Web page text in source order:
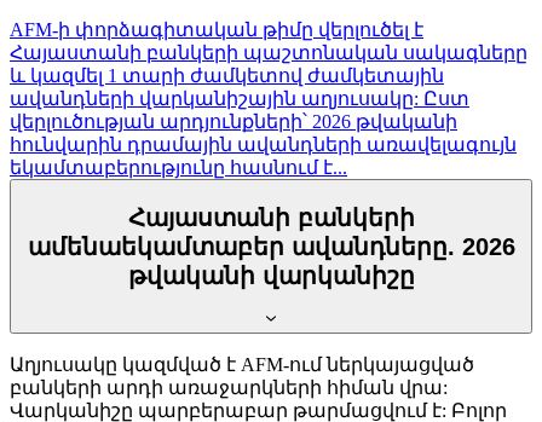
AFM-ի փորձագիտական թիմը վերլուծել է
Հայաստանի բանկերի պաշտոնական սակագները
և կազմել 1 տարի ժամկետով ժամկետային
ավանդների վարկանիշային աղյուսակը: Ըստ
վերլուծության արդյունքների՝ 2026 թվականի
հունվարին դրամային ավանդների առավելագույն
եկամտաբերությունը հասնում է...
Հայաստանի բանկերի
ամենաեկամտաբեր ավանդները. 2026
թվականի վարկանիշը
Աղյուսակը կազմված է AFM-ում ներկայացված
բանկերի արդի առաջարկների հիման վրա:
Վարկանիշը պարբերաբար թարմացվում է: Բոլոր